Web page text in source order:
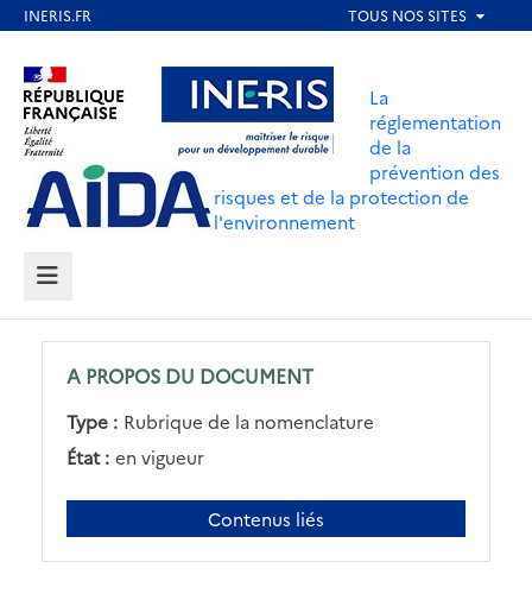
contenu
principal
Aller au contenu Aller au menu
Aller au pied de page
La
réglementation
de la
prévention des
risques et de la protection de
l'environnement
MENU
A PROPOS DU DOCUMENT
Type : Rubrique de la nomenclature
État : en vigueur
Contenus liés